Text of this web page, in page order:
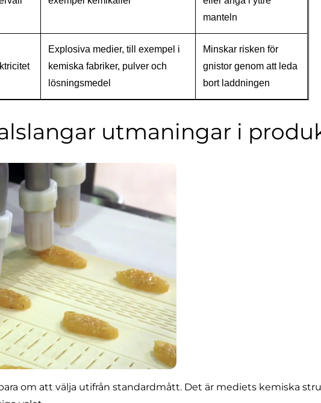
manteln
Explosiva medier, till exempel i
kemiska fabriker, pulver och
lösningsmedel
Minskar risken för
gnistor genom att leda
bort laddningen
utmaningar i
om att välja utifrån standardmått. Det är mediets kemiska